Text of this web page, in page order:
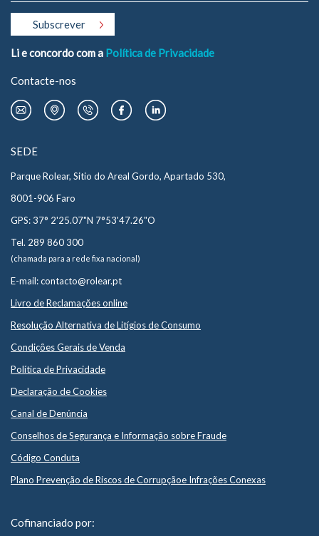
Li e concordo com a Política de Privacidade
Contacte-nos
SEDE
Parque Rolear, Sitio do Areal Gordo, Apartado 530,
8001-906 Faro
GPS: 37° 2'25.07"N 7°53'47.26"O
Tel. 289 860 300
(chamada para a rede fixa nacional)
E-mail: contacto@rolear.pt
Livro de Reclamações online
Resolução Alternativa de Litígios de Consumo
Condições Gerais de Venda
Política de Privacidade
Declaração de Cookies
Canal de Denúncia
Conselhos de Segurança e Informação sobre Fraude
Código Conduta
Plano Prevenção de Riscos de Corrupçãoe Infrações Conexas
Cofinanciado por: